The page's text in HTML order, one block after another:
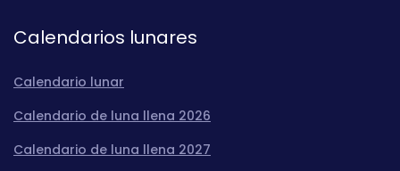
Calendarios lunares
Calendario lunar
Calendario de luna llena 2026
Calendario de luna llena 2027